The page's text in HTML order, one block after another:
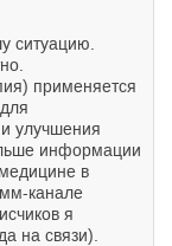
ситуацию.
применяется
улучшения
информации
в
канале
я
на связи).